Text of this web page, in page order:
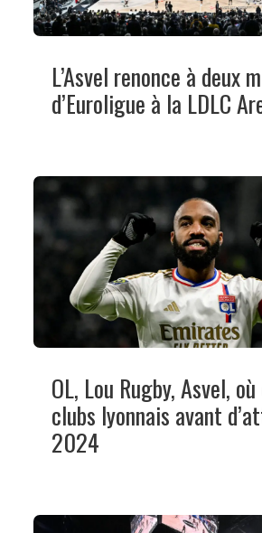
L’Asvel renonce à deux
d’Euroligue à la LDLC
OL, Lou Rugby, Asvel,
clubs lyonnais avant
2024